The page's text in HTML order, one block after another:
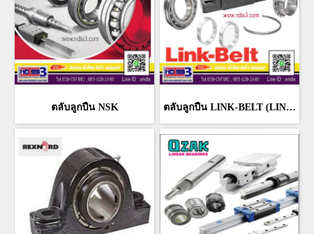
ตลับลูกปืน NSK ตลับลูกปืน LINK-BELT (LINK BELT BEARING)